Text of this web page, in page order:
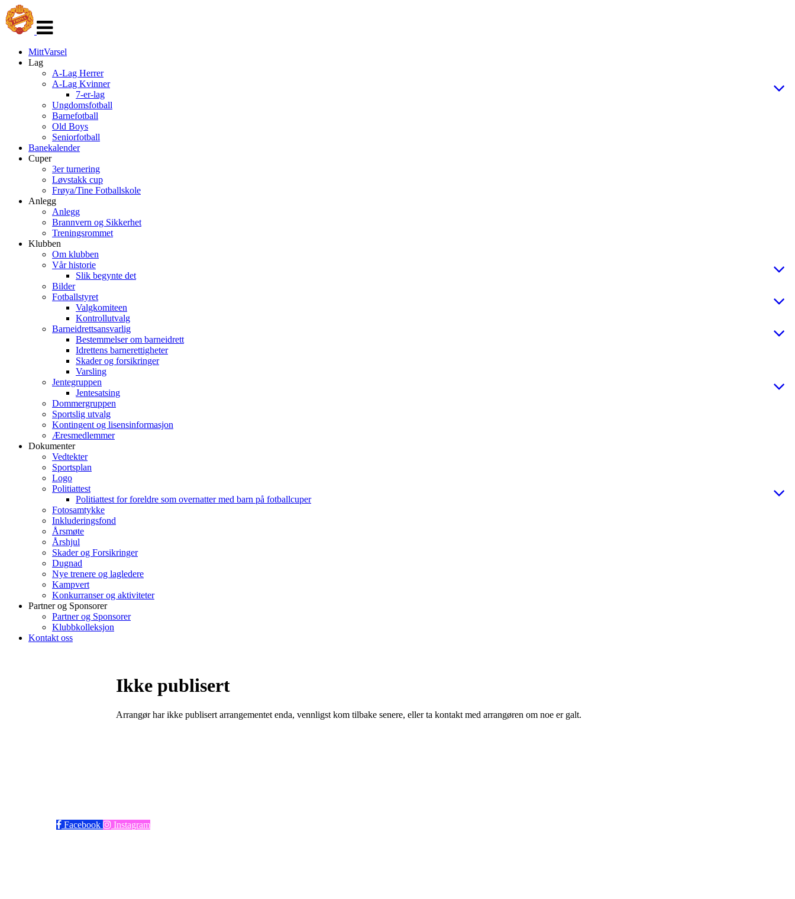
navigasjon
MittVarsel
Lag
A-Lag Herrer
A-Lag Kvinner
7-er-lag
Ungdomsfotball
Barnefotball
Old Boys
Seniorfotball
Banekalender
Cuper
3er turnering
Løvstakk cup
Frøya/Tine Fotballskole
Anlegg
Anlegg
Brannvern og Sikkerhet
Treningsrommet
Klubben
Om klubben
Vår historie
Slik begynte det
Bilder
Fotballstyret
Valgkomiteen
Kontrollutvalg
Barneidrettsansvarlig
Bestemmelser om barneidrett
Idrettens barnerettigheter
Skader og forsikringer
Varsling
Jentegruppen
Jentesatsing
Dommergruppen
Sportslig utvalg
Kontingent og lisensinformasjon
Æresmedlemmer
Dokumenter
Vedtekter
Sportsplan
Logo
Politiattest
Politiattest for foreldre som overnatter med barn på fotballcuper
Fotosamtykke
Inkluderingsfond
Årsmøte
Årshjul
Skader og Forsikringer
Dugnad
Nye trenere og lagledere
Kampvert
Konkurranser og aktiviteter
Partner og Sponsorer
Partner og Sponsorer
Klubbkolleksjon
Kontakt oss
Ikke publisert
Arrangør har ikke publisert arrangementet enda, vennligst kom tilbake senere, eller ta kontakt med arrangøren om noe er galt.
Facebook Instagram